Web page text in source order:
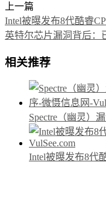
上一篇
Intel被曝发布8代酷睿
英特尔芯片漏洞背后：
相关推荐
Spectre（幽灵）
Intel被曝发布8代